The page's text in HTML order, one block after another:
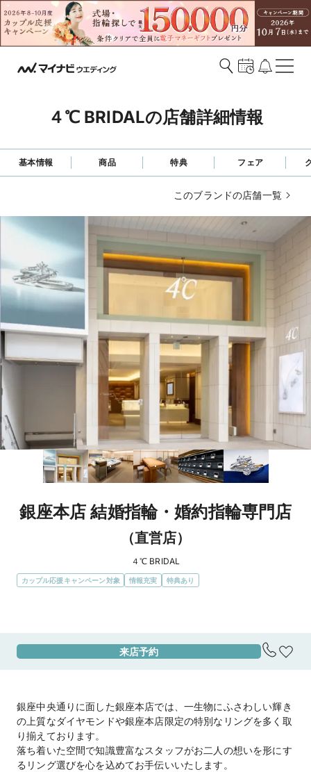
４℃ BRIDALの店舗詳細情報
基本情報 商品 特典 フェア
このブランドの店舗一覧
銀座本店 結婚指輪・婚約指輪専門店
（直営店）
４℃ BRIDAL
カップル応援キャンペーン対象 情報充実 特典あり
有楽町線 銀座一丁目駅 8番口から徒歩1分
地図を見る
住所
東京都中央区銀座2-6-4竹中銀座ビルディング
2F
来店予約
銀座中央通りに面した銀座本店では、一生物にふさわしい輝き
の上質なダイヤモンドや銀座本店限定の特別なリングを多く取
り揃えております。
落ち着いた空間で知識豊富なスタッフがお二人の想いを形にす
るリング選びを心を込めてお手伝いいたします。